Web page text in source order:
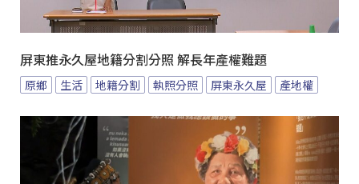
屏東推永久屋地籍分割分照 解長年產權難題
原鄉 生活 地籍分割 執照分照 屏東永久屋 產地權